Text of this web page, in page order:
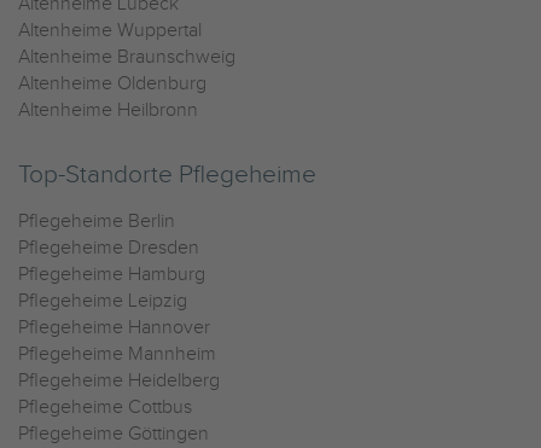
Altenheime Wuppertal
Altenheime Braunschweig
Altenheime Oldenburg
Altenheime Heilbronn
Top-Standorte Pflegeheime
Pflegeheime Berlin
Pflegeheime Dresden
Pflegeheime Hamburg
Pflegeheime Leipzig
Pflegeheime Hannover
Pflegeheime Mannheim
Pflegeheime Heidelberg
Pflegeheime Cottbus
Pflegeheime Göttingen